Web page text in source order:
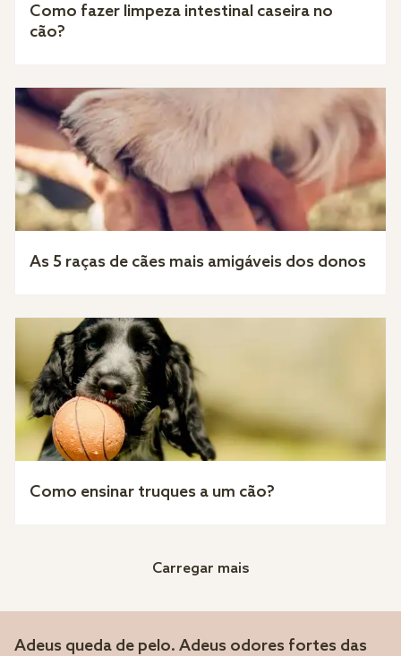
Como fazer limpeza intestinal caseira no
cão?
As 5 raças de cães mais amigáveis dos donos
Como ensinar truques a um cão?
Carregar mais
Adeus queda de pelo. Adeus odores fortes das